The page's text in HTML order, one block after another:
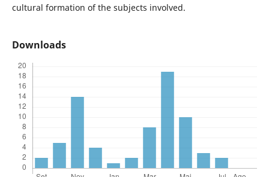
cultural formation of the subjects involved.
Downloads